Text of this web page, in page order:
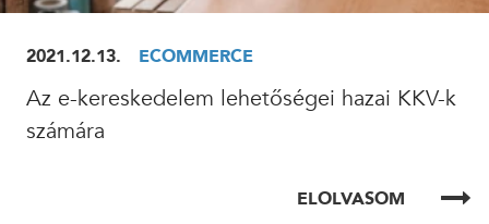
2021.12.13. ECOMMERCE
Az e-kereskedelem lehetőségei hazai KKV-k
számára
ELOLVASOM